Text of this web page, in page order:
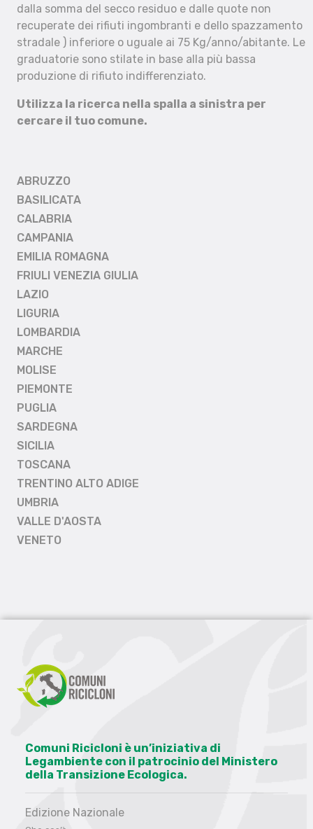
dalla somma del secco residuo e dalle quote non
recuperate dei rifiuti ingombranti e dello spazzamento
stradale ) inferiore o uguale ai 75 Kg/anno/abitante. Le
graduatorie sono stilate in base alla più bassa
produzione di rifiuto indifferenziato.
Utilizza la ricerca nella spalla a sinistra per
cercare il tuo comune.
ABRUZZO
BASILICATA
CALABRIA
CAMPANIA
EMILIA ROMAGNA
FRIULI VENEZIA GIULIA
LAZIO
LIGURIA
LOMBARDIA
MARCHE
MOLISE
PIEMONTE
PUGLIA
SARDEGNA
SICILIA
TOSCANA
TRENTINO ALTO ADIGE
UMBRIA
VALLE D'AOSTA
VENETO
Comuni Ricicloni è un’iniziativa di
Legambiente con il patrocinio del Ministero
della Transizione Ecologica.
Edizione Nazionale